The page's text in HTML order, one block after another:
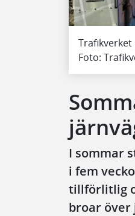
Trafikverket
Foto:
I sommar
i fem
tillförlitlig
broar över